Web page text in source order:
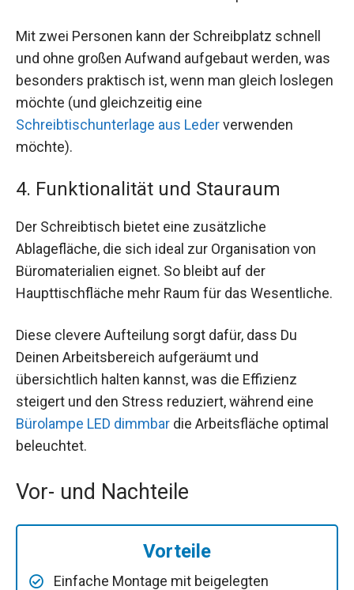
Mit zwei Personen kann der Schreibplatz schnell
und ohne großen Aufwand aufgebaut werden, was
besonders praktisch ist, wenn man gleich loslegen
möchte (und gleichzeitig eine
Schreibtischunterlage aus Lederverwenden
möchte).
4. Funktionalität und Stauraum
Der Schreibtisch bietet eine zusätzliche
Ablagefläche, die sich ideal zur Organisation von
Büromaterialien eignet. So bleibt auf der
Haupttischfläche mehr Raum für das Wesentliche.
Diese clevere Aufteilung sorgt dafür, dass Du
Deinen Arbeitsbereich aufgeräumt und
übersichtlich halten kannst, was die Effizienz
steigert und den Stress reduziert, während eine
Bürolampe LED dimmbar die Arbeitsfläche optimal
beleuchtet.
Vor- und Nachteile
Vorteile
Einfache Montage mit beigelegten